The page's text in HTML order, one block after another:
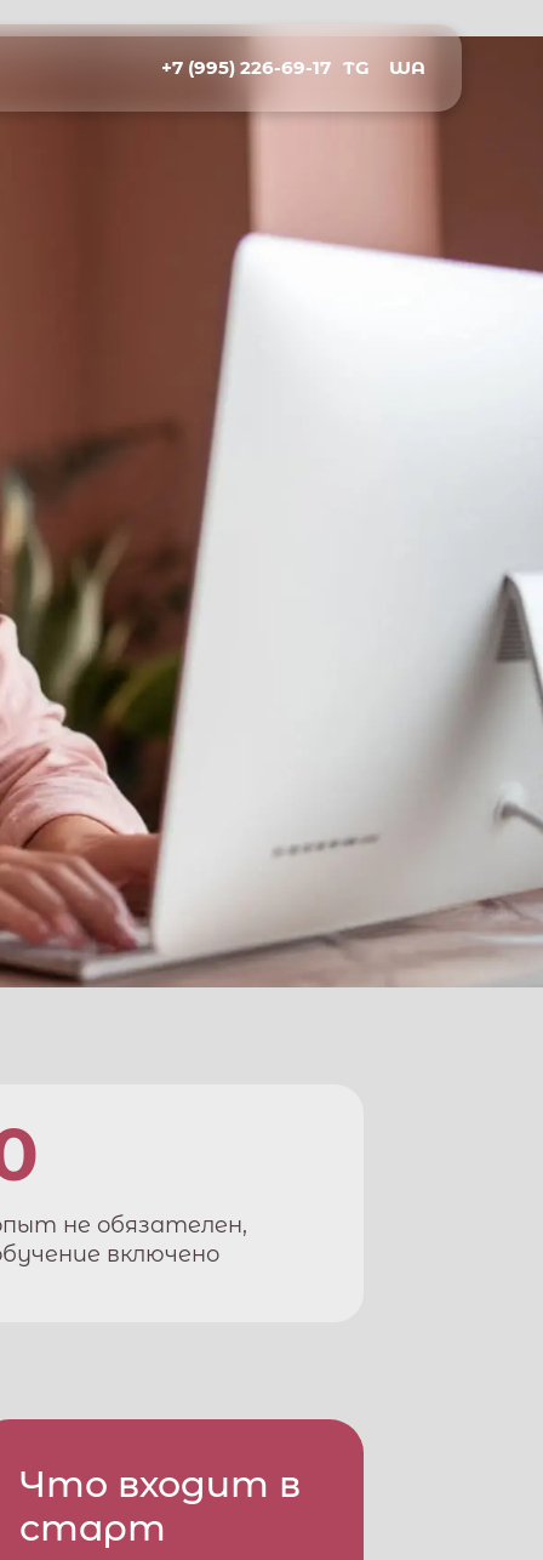
+7 (995) 226-69-17 TG WA
не обязателен,
включено
Что входит в
старт